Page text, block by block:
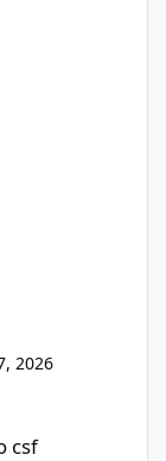
2026
csf